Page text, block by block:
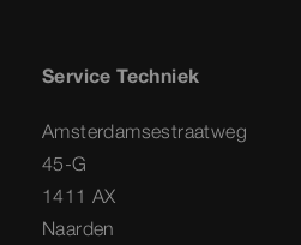
Service Techniek
Amsterdamsestraatweg
45-G
1411 AX
Naarden